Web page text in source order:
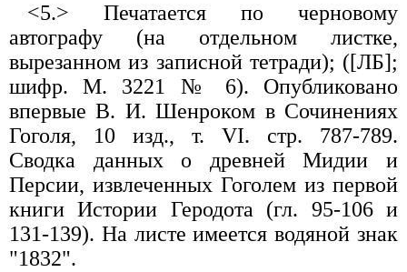
<5.> Печатается по черновому
автографу (на отдельном листке,
вырезанном из записной тетради); ([ЛБ];
шифр. М. 3221 № 6). Опубликовано
впервые В. И. Шенроком в Сочинениях
Гоголя, 10 изд., т. VI. стр. 787-789.
Сводка данных о древней Мидии и
Персии, извлеченных Гоголем из первой
книги Истории Геродота (гл. 95-106 и
131-139). На листе имеется водяной знак
"1832".